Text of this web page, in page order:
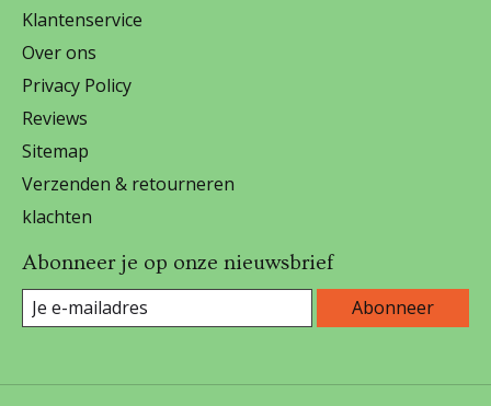
Klantenservice
Over ons
Privacy Policy
Reviews
Sitemap
Verzenden & retourneren
klachten
Abonneer je op onze nieuwsbrief
Abonneer